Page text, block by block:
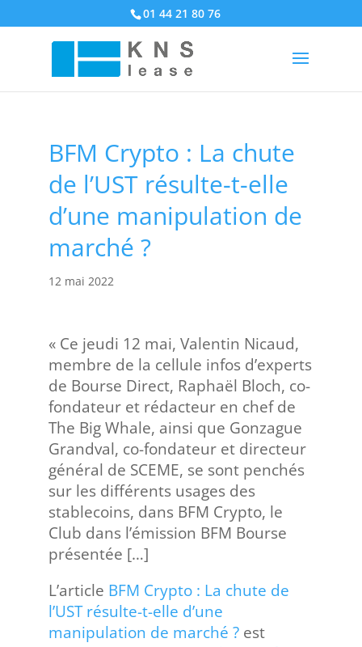
01 44 21 80 76
BFM Crypto : La chute
de l’UST résulte-t-elle
d’une manipulation de
marché ?
12 mai 2022
« Ce jeudi 12 mai, Valentin Nicaud,
membre de la cellule infos d’experts
de Bourse Direct, Raphaël Bloch, co-
fondateur et rédacteur en chef de
The Big Whale, ainsi que Gonzague
Grandval, co-fondateur et directeur
général de SCEME, se sont penchés
sur les différents usages des
stablecoins, dans BFM Crypto, le
Club dans l’émission BFM Bourse
présentée […]
L’article BFM Crypto : La chute de
l’UST résulte-t-elle d’une
manipulation de marché ?est